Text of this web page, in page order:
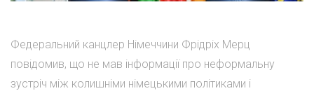
Федеральний канцлер Німеччини Фрідріх Мерц
повідомив, що не мав інформації про неформальну
зустріч між колишніми німецькими політиками і